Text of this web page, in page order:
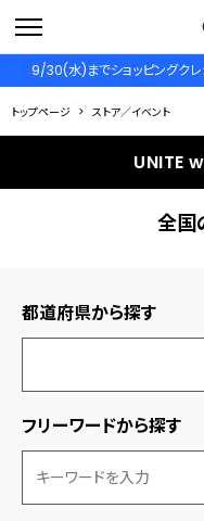
9/30(水)までショッピングク
トップページ ストア／イベント
UNITE
全国
都道府県から探す
フリーワードから探す